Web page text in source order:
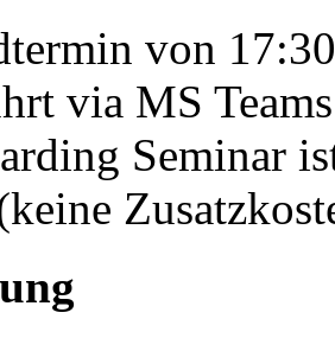
von
via MS
Seminar